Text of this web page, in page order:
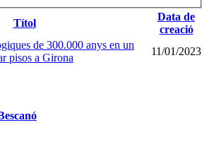
Títol
Data de
creació
de 300.000 anys en un
pisos a Girona
11/01/2023